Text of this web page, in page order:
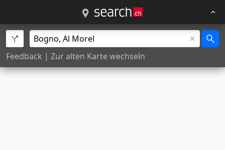
Feedback | Zur alten Karte wechseln